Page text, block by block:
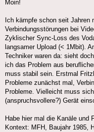
Moin!
Ich kämpfe schon seit Jahren
Verbindungsstörungen bei
Zyklischer Sync-Loss des
langsamer Upload (< 1Mbit).
Techniker waren da: sieht
ich das Problem aus
muss stabil sein. Erstmal
Probleme zunächst mal,
Probleme. Vielleicht muss
(anspruchsvollere?) Gerät
Habe hier mal die Kanäle und
Kontext: MFH, Baujahr 1985,